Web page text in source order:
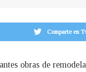
Comparte en
obras de